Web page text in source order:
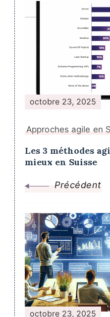
Navigation
de
publication
octobre 23, 2025
Approches agile en
Les 3 méthodes
mieux en Suisse
Précédent
octobre 23, 2025